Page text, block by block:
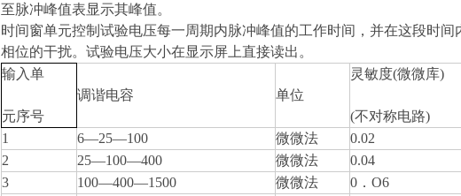
至脉冲峰值表显示其峰值。
时间窗单元控制试验电压每一周期内脉冲峰值的工作时间，并在这段时间
相位的干扰。 试验电压大小在显示屏上直接读出。
输入单
元序号
调谐电容 单位
灵敏度(微微库)
(不对称电路)
1
6—25—100 微微法
0.02
2
25—100—400 微微法
0.04
3
100—400—1500 微微法 0 ． O6